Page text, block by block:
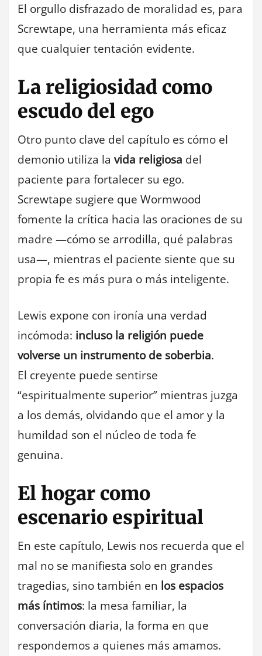
El orgullo disfrazado de moralidad es, para
Screwtape, una herramienta más eficaz
que cualquier tentación evidente.
La religiosidad como
escudo del ego
Otro punto clave del capítulo es cómo el
demonio utiliza la vida religiosa del
paciente para fortalecer su ego.
Screwtape sugiere que Wormwood
fomente la crítica hacia las oraciones de su
madre —cómo se arrodilla, qué palabras
usa—, mientras el paciente siente que su
propia fe es más pura o más inteligente.
Lewis expone con ironía una verdad
incómoda: incluso la religión puede
volverse un instrumento de soberbia.
El creyente puede sentirse
“espiritualmente superior” mientras juzga
a los demás, olvidando que el amor y la
humildad son el núcleo de toda fe
genuina.
El hogar como
escenario espiritual
En este capítulo, Lewis nos recuerda que el
mal no se manifiesta solo en grandes
tragedias, sino también en los espacios
más íntimos: la mesa familiar, la
conversación diaria, la forma en que
respondemos a quienes más amamos.